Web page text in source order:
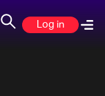
Log in